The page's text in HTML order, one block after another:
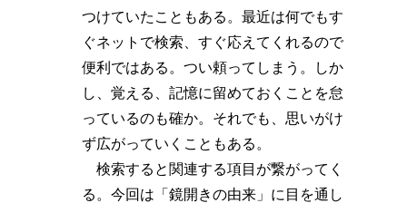
つけていたこともある。最近は何でもす
ぐネットで検索、すぐ応えてくれるので
便利ではある。つい頼ってしまう。しか
し、覚える、記憶に留めておくことを怠
っているのも確か。それでも、思いがけ
ず広がっていくこともある。
検索すると関連する項目が繋がってく
る。今回は「鏡開きの由来」に目を通し